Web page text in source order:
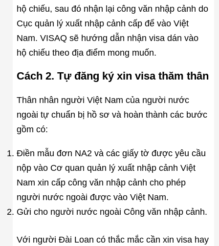
hộ chiếu, sau đó nhận lại công văn nhập cảnh do
Cục quản lý xuất nhập cảnh cấp để vào Việt
Nam. VISAQ sẽ hướng dẫn nhận visa dán vào
hộ chiếu theo địa điểm mong muốn.
Cách 2. Tự đăng ký xin visa thăm thân
Thân nhân người Việt Nam của người nước
ngoài tự chuẩn bị hồ sơ và hoàn thành các bước
gồm có:
Điền mẫu đơn NA2 và các giấy tờ được yêu cầu
nộp vào Cơ quan quản lý xuất nhập cảnh Việt
Nam xin cấp công văn nhập cảnh cho phép
người nước ngoài được vào Việt Nam.
Gửi cho người nước ngoài Công văn nhập cảnh.
Với người Đài Loan có thắc mắc cần xin visa hay